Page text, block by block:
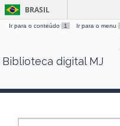
Skip
BRASIL
Ir para o conteúdo 1 Ir para o menu
Biblioteca digital MJ